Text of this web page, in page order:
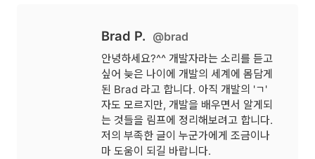
Brad P. @brad
안녕하세요?^^ 개발자라는 소리를 듣고
싶어 늦은 나이에 개발의 세계에 몸담게
된 Brad 라고 합니다. 아직 개발의 'ㄱ'
자도 모르지만, 개발을 배우면서 알게되
는 것들을 림프에 정리해보려고 합니다.
저의 부족한 글이 누군가에게 조금이나
마 도움이 되길 바랍니다.